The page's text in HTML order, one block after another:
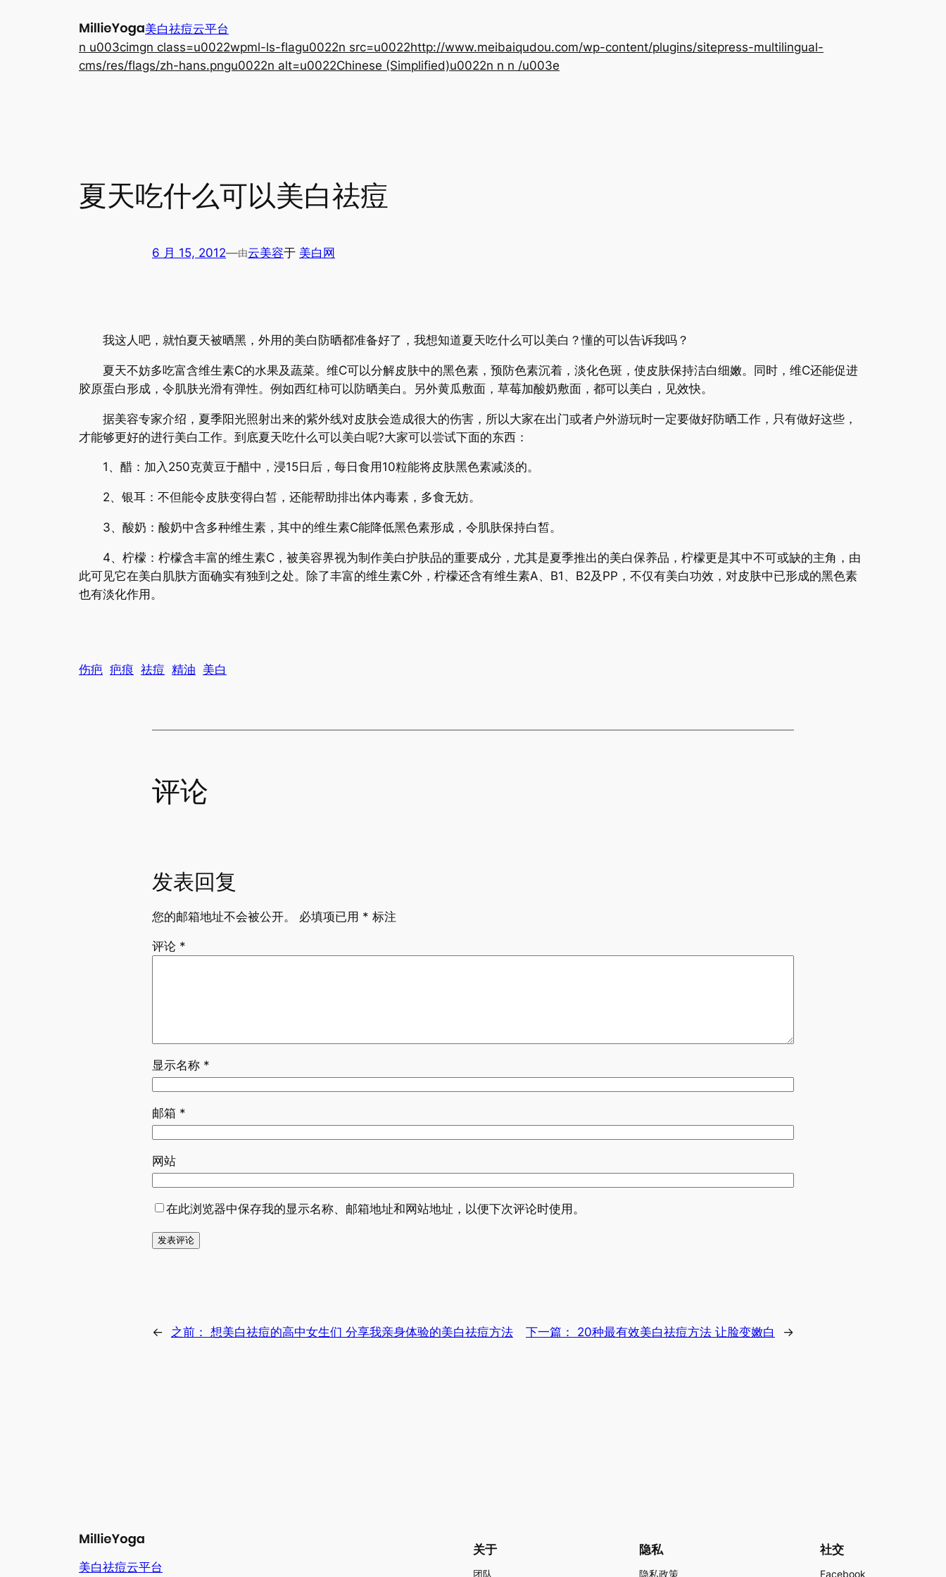
美白祛痘云平台
n u003cimgn class=u0022wpml-ls-flagu0022n src=u0022http://www.meibaiqudou.com/wp-content/plugins/sitepress-multilingual-
cms/res/flags/zh-hans.pngu0022n alt=u0022Chinese (Simplified)u0022n n n /u003e
夏天吃什么可以美白祛痘
6 月 15, 2012—由云美容于 美白网
我这人吧，就怕夏天被晒黑，外用的美白防晒都准备好了，我想知道夏天吃什么可以美白？懂的可以告诉我吗？
夏天不妨多吃富含维生素C的水果及蔬菜。维C可以分解皮肤中的黑色素，预防色素沉着，淡化色斑，使皮肤保持洁白细嫩。同时，维C还能促进
胶原蛋白形成，令肌肤光滑有弹性。例如西红柿可以防晒美白。另外黄瓜敷面，草莓加酸奶敷面，都可以美白，见效快。
据美容专家介绍，夏季阳光照射出来的紫外线对皮肤会造成很大的伤害，所以大家在出门或者户外游玩时一定要做好防晒工作，只有做好这些，
才能够更好的进行美白工作。到底夏天吃什么可以美白呢?大家可以尝试下面的东西：
1、醋：加入250克黄豆于醋中，浸15日后，每日食用10粒能将皮肤黑色素减淡的。
2、银耳：不但能令皮肤变得白皙，还能帮助排出体内毒素，多食无妨。
3、酸奶：酸奶中含多种维生素，其中的维生素C能降低黑色素形成，令肌肤保持白皙。
4、柠檬：柠檬含丰富的维生素C，被美容界视为制作美白护肤品的重要成分，尤其是夏季推出的美白保养品，柠檬更是其中不可或缺的主角，由
此可见它在美白肌肤方面确实有独到之处。除了丰富的维生素C外，柠檬还含有维生素A、B1、B2及PP，不仅有美白功效，对皮肤中已形成的黑色素
也有淡化作用。
伤疤 疤痕 祛痘 精油 美白
评论
发表回复
您的邮箱地址不会被公开。 必填项已用 * 标注
评论 *
显示名称 *
邮箱 *
网站
在此浏览器中保存我的显示名称、邮箱地址和网站地址，以便下次评论时使用。
← 之前： 想美白祛痘的高中女生们 分享我亲身体验的美白祛痘方法 下一篇： 20种最有效美白祛痘方法 让脸变嫩白 →
美白祛痘云平台
关于
团队
隐私
隐私政策
社交
Facebook